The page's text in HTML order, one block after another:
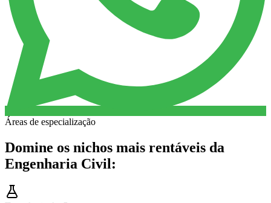
Áreas de especialização
Domine os nichos mais rentáveis da
Engenharia Civil: